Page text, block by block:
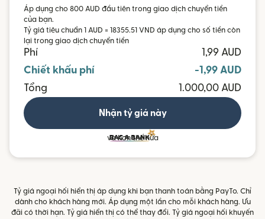
Áp dụng cho 800 AUD đầu tiên trong giao dịch chuyển tiền
của bạn.
Tỷ giá tiêu chuẩn 1 AUD = 18355.51 VND áp dụng cho số tiền còn
lại trong giao dịch chuyển tiền
Phí
1,99 AUD
Chiết khấu phí
-1,99 AUD
Tổng
1.000,00 AUD
Nhận tỷ giá này
và hơn thế nữa
Tỷ giá ngoại hối hiển thị áp dụng khi bạn thanh toán bằng PayTo. Chỉ
dành cho khách hàng mới. Áp dụng một lần cho mỗi khách hàng. Ưu
đãi có thời hạn. Tỷ giá hiển thị có thể thay đổi. Tỷ giá ngoại hối khuyến